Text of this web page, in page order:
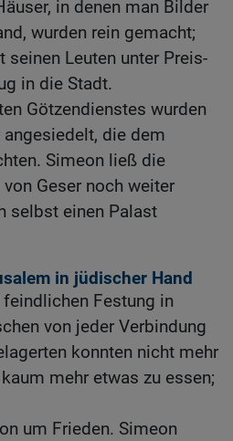
in denen man Bilder
wurden rein gemacht;
Leuten unter Preis-
in die Stadt.
Götzendienstes wurden
die dem
Simeon ließ die
Geser noch weiter
selbst einen Palast
in jüdischer Hand
Festung in
von jeder Verbindung
konnten nicht mehr
mehr etwas zu essen;
um Frieden. Simeon